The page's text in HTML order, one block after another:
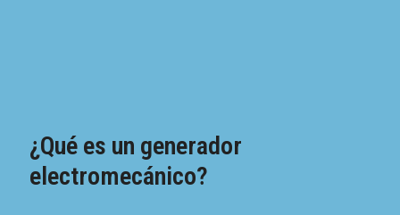
¿Qué es un generador
electromecánico?